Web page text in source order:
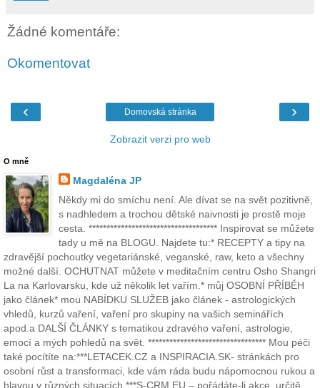
Žádné komentáře:
Okomentovat
‹ ›
Domovská stránka
Zobrazit verzi pro web
O mně
Magdaléna JP
Někdy mi do smíchu není. Ale dívat se na svět pozitivně,
s nadhledem a trochou dětské naivnosti je prostě moje
cesta. ************************************ Inspirovat se můžete
tady u mě na BLOGU. Najdete tu:* RECEPTY a tipy na
zdravější pochoutky vegetariánské, veganské, raw, keto a všechny
možné další. OCHUTNAT můžete v meditačním centru Osho Shangri
La na Karlovarsku, kde už několik let vařím.* můj OSOBNÍ PŘÍBĚH
jako článek* mou NABÍDKU SLUŽEB jako článek - astrologických
vhledů, kurzů vaření, vaření pro skupiny na vašich seminářích
apod.a DALŠÍ ČLÁNKY s tematikou zdravého vaření, astrologie,
emocí a mých pohledů na svět. ********************************* Mou péči
také pocítíte na:***LETACEK.CZ a INSPIRACIA.SK- stránkách pro
osobní růst a transformaci, kde vám ráda budu nápomocnou rukou a
hlavou v různých situacích ***S-CRM.EU – pořádáte-li akce, určitě